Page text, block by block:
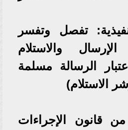
تفصل وتفسر
والاستلام
الرسالة مسلمة
الاستلام)
إن المادة 72 من قانون الإجراءات